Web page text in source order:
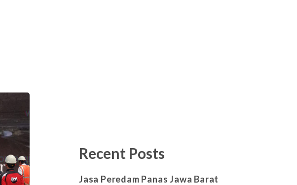
Recent Posts
Jasa Peredam Panas Jawa Barat